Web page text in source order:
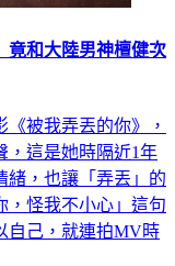
和大陸男神檀健次
被我弄丟的你》，
，這是她時隔近1年
緒，也讓「弄丟」的
，怪我不小心」這句
自己，就連拍MV時